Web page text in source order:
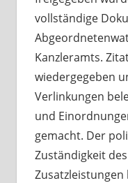
vollständige
Kanzleramts.
wiedergegeben
Verlinkungen
und
gemacht. Der
Zuständigkeit